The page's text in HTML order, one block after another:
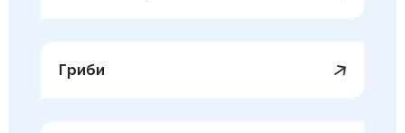
Гриби